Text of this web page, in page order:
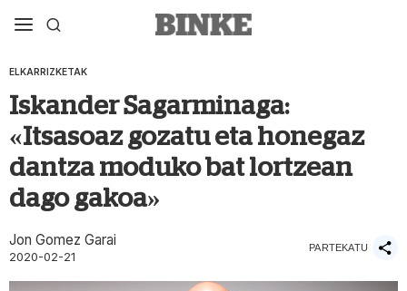
ELKARRIZKETAK
Iskander Sagarminaga:
«Itsasoaz gozatu eta honegaz
dantza moduko bat lortzean
dago gakoa»
Jon Gomez Garai
2020-02-21
PARTEKATU